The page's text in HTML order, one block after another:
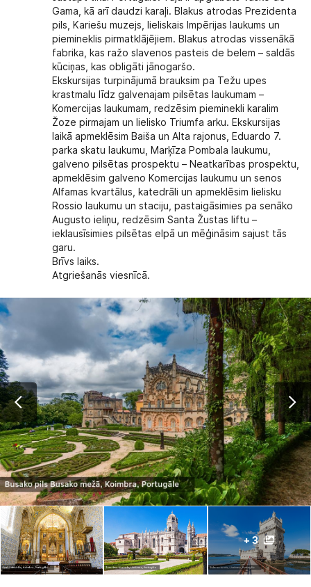
Gama, kā arī daudzi karaļi. Blakus atrodas Prezidenta
pils, Kariešu muzejs, lieliskais Impērijas laukums un
piemineklis pirmatklājējiem. Blakus atrodas vissenākā
fabrika, kas ražo slavenos pasteis de belem – saldās
kūciņas, kas obligāti jānogaršo.
Ekskursijas turpinājumā brauksim pa Težu upes
krastmalu līdz galvenajam pilsētas laukumam –
Komercijas laukumam, redzēsim pieminekli karalim
Žoze pirmajam un lielisko Triumfa arku. Ekskursijas
laikā apmeklēsim Baiša un Alta rajonus, Eduardo 7.
parka skatu laukumu, Marķīza Pombala laukumu,
galveno pilsētas prospektu – Neatkarības prospektu,
apmeklēsim galveno Komercijas laukumu un senos
Alfamas kvartālus, katedrāli un apmeklēsim lielisku
Rossio laukumu un staciju, pastaigāsimies pa senāko
Augusto ieliņu, redzēsim Santa Žustas liftu –
ieklausīsimies pilsētas elpā un mēģināsim sajust tās
garu.
Brīvs laiks.
Atgriešanās viesnīcā.
+ 3